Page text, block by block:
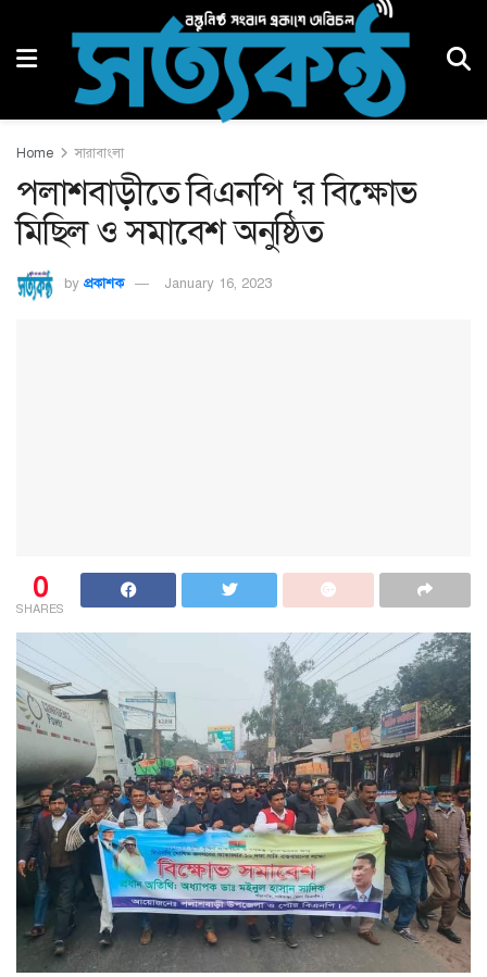
Home সারাবাংলা
পলাশবাড়ীতে বিএনপি ‘র বিক্ষোভ
মিছিল ও সমাবেশ অনুষ্ঠিত
by প্রকাশক January 16, 2023
0
SHARES